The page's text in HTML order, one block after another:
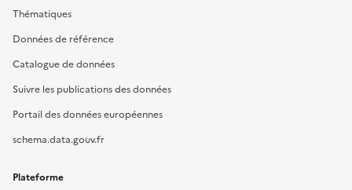
Thématiques
Données de référence
Catalogue de données
Suivre les publications des données
Portail des données européennes
schema.data.gouv.fr
Plateforme